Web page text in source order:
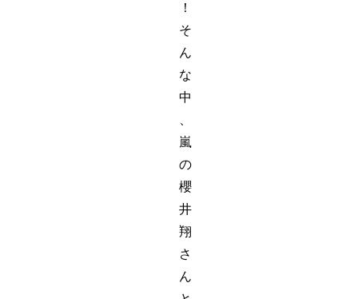
！
そ
ん
な
中
、
嵐
の
櫻
井
翔
さ
ん